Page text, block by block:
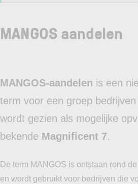
MANGOS aandelen
MANGOS-aandelen is een
term voor een groep
wordt gezien als mogelijke
bekende Magnificent 7.
De term MANGOS is ontstaan rond de
en wordt gebruikt voor bedrijven die